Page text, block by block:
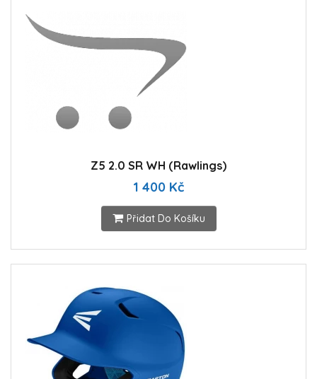
Z5 2.0 SR WH (Rawlings)
1 400 Kč
Přidat Do Košíku